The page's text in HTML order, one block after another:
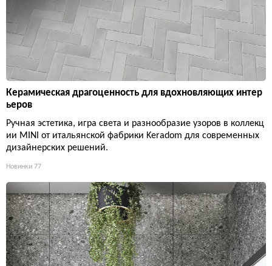
Керамическая драгоценность для вдохновляющих интер
ьеров
Ручная эстетика, игра света и разнообразие узоров в коллекц
ии MINI от итальянской фабрики Keradom для современных
дизайнерских решений.
Новинки 77